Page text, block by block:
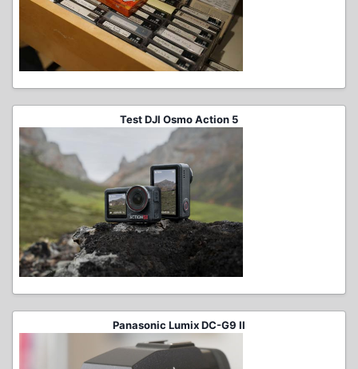
Test DJI Osmo Action 5
Panasonic Lumix DC-G9 II